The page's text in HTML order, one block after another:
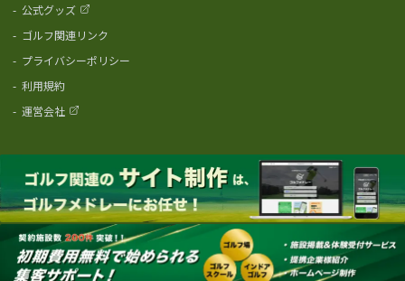
- 公式グッズ
- ゴルフ関連リンク
- プライバシーポリシー
- 利用規約
- 運営会社